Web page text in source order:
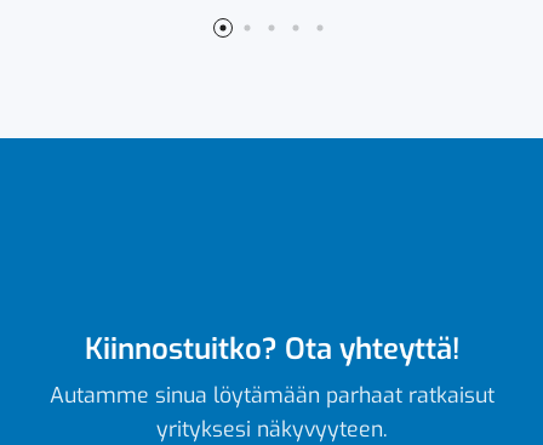
Kiinnostuitko? Ota yhteyttä!
Autamme sinua löytämään parhaat ratkaisut
yrityksesi näkyvyyteen.